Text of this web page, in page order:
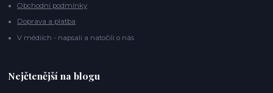
Obchodní podmínky
Doprava a platba
V médiích - napsali a natočili o nás
Nejčtenější na blogu